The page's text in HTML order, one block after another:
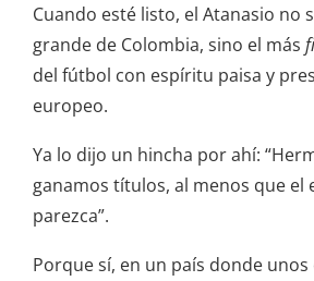
Cuando esté listo, el Atanasio no
grande de Colombia, sino el más
del fútbol con espíritu paisa y
europeo.
Ya lo dijo un hincha por ahí:
ganamos títulos, al menos que el
parezca”.
Porque sí, en un país donde